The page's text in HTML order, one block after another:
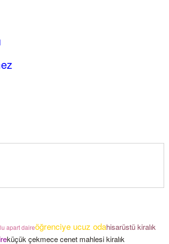
apart daireöğrenciye ucuz odahisarüstü kiralık
küçük çekmece cenet mahlesi kiralık